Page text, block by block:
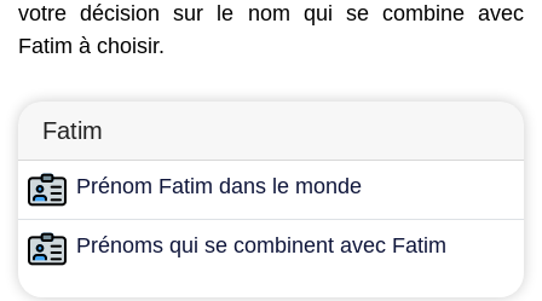
votre décision sur le nom qui se combine avec
Fatim à choisir.
Fatim
Prénom Fatim dans le monde
Prénoms qui se combinent avec Fatim